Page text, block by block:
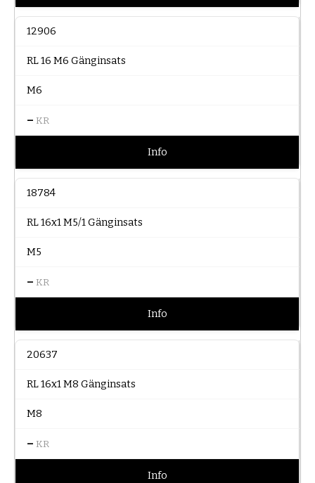
12906
RL 16 M6 Gänginsats
M6
– KR
Info
18784
RL 16x1 M5/1 Gänginsats
M5
– KR
Info
20637
RL 16x1 M8 Gänginsats
M8
– KR
Info